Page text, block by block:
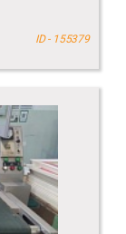
ID - 155379